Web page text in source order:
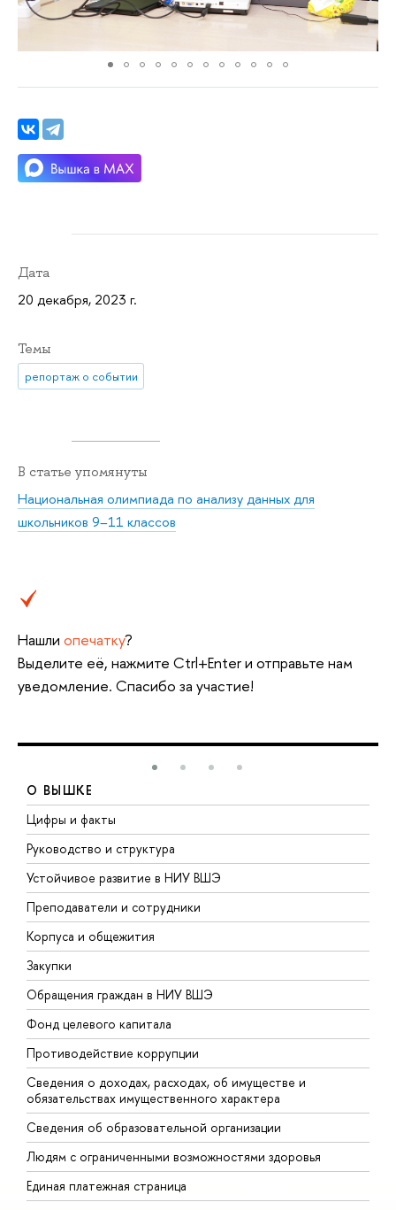
Дата
20 декабря, 2023 г.
Темы
репортаж о событии
В статье упомянуты
Национальная олимпиада по анализу данных для
школьников 9–11 классов
Нашли опечатку?
Выделите её, нажмите Ctrl+Enter и отправьте нам
уведомление. Спасибо за участие!
О ВЫШКЕ
Цифры и факты
Руководство и структура
Устойчивое развитие в НИУ ВШЭ
Преподаватели и сотрудники
Корпуса и общежития
Закупки
Обращения граждан в НИУ ВШЭ
Фонд целевого капитала
Противодействие коррупции
Сведения о доходах, расходах, об имуществе и
обязательствах имущественного характера
Сведения об образовательной организации
Людям с ограниченными возможностями здоровья
Единая платежная страница